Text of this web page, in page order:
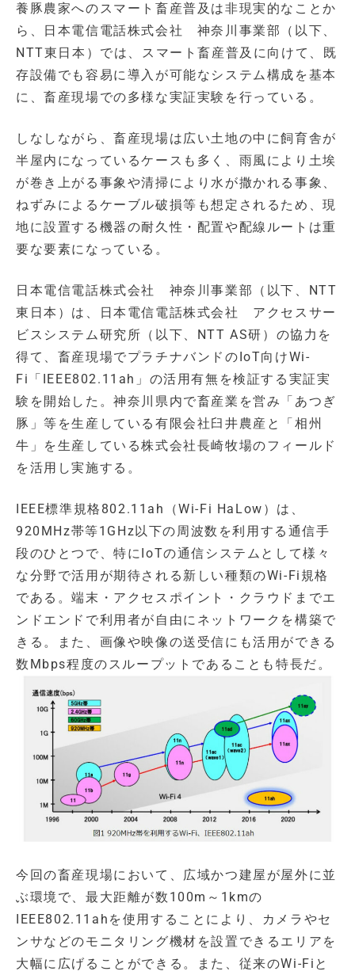
養豚農家へのスマート畜産普及は非現実的なことか
ら、日本電信電話株式会社 神奈川事業部（以下、
NTT東日本）では、スマート畜産普及に向けて、既
存設備でも容易に導入が可能なシステム構成を基本
に、畜産現場での多様な実証実験を行っている。
しなしながら、畜産現場は広い土地の中に飼育舎が
半屋内になっているケースも多く、雨風により土埃
が巻き上がる事象や清掃により水が撒かれる事象、
ねずみによるケーブル破損等も想定されるため、現
地に設置する機器の耐久性・配置や配線ルートは重
要な要素になっている。
日本電信電話株式会社 神奈川事業部（以下、NTT
東日本）は、日本電信電話株式会社 アクセスサー
ビスシステム研究所（以下、NTT AS研）の協力を
得て、畜産現場でプラチナバンドのIoT向けWi-
Fi「IEEE802.11ah」の活用有無を検証する実証実
験を開始した。神奈川県内で畜産業を営み「あつぎ
豚」等を生産している有限会社臼井農産と「相州
牛」を生産している株式会社長崎牧場のフィールド
を活用し実施する。
IEEE標準規格802.11ah（Wi-Fi HaLow）は、
920MHz帯等1GHz以下の周波数を利用する通信手
段のひとつで、特にIoTの通信システムとして様々
な分野で活用が期待される新しい種類のWi-Fi規格
である。端末・アクセスポイント・クラウドまでエ
ンドエンドで利用者が自由にネットワークを構築で
きる。また、画像や映像の送受信にも活用ができる
数Mbps程度のスループットであることも特長だ。
今回の畜産現場において、広域かつ建屋が屋外に並
ぶ環境で、最大距離が数100m～1kmの
IEEE802.11ahを使用することにより、カメラやセ
ンサなどのモニタリング機材を設置できるエリアを
大幅に広げることができる。また、従来のWi-Fiと